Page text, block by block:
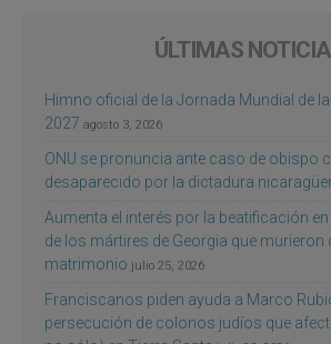
ÚLTIMAS
Himno oficial de la Jornada Mundial de la
2027 agosto 3, 2026
ONU se pronuncia ante caso de obispo
desaparecido por la dictadura
Aumenta el interés por la beatificación
de los mártires de Georgia que murieron
matrimonio julio 25, 2026
Franciscanos piden ayuda a Marco
persecución de colonos judíos que